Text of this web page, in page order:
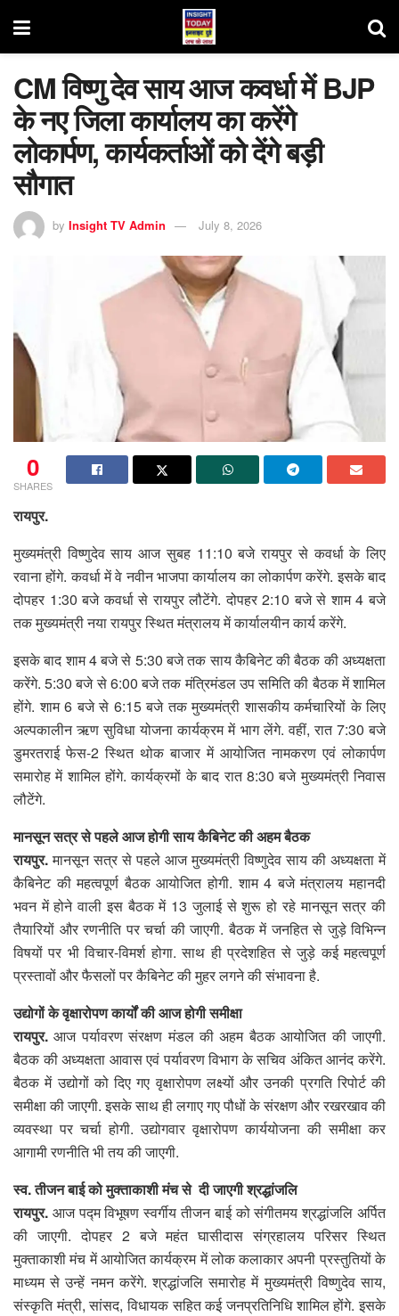
CM विष्णु देव साय आज कवर्धा में BJP
के नए जिला कार्यालय का करेंगे
लोकार्पण, कार्यकर्ताओं को देंगे बड़ी
सौगात
by Insight TV Admin July 8, 2026
0
SHARES
रायपुर.
मुख्यमंत्री विष्णुदेव साय आज सुबह 11:10 बजे रायपुर से कवर्धा के लिए
रवाना होंगे. कवर्धा में वे नवीन भाजपा कार्यालय का लोकार्पण करेंगे. इसके बाद
दोपहर 1:30 बजे कवर्धा से रायपुर लौटेंगे. दोपहर 2:10 बजे से शाम 4 बजे
तक मुख्यमंत्री नया रायपुर स्थित मंत्रालय में कार्यालयीन कार्य करेंगे.
इसके बाद शाम 4 बजे से 5:30 बजे तक साय कैबिनेट की बैठक की अध्यक्षता
करेंगे. 5:30 बजे से 6:00 बजे तक मंत्रिमंडल उप समिति की बैठक में शामिल
होंगे. शाम 6 बजे से 6:15 बजे तक मुख्यमंत्री शासकीय कर्मचारियों के लिए
अल्पकालीन ऋण सुविधा योजना कार्यक्रम में भाग लेंगे. वहीं, रात 7:30 बजे
डुमरतराई फेस-2 स्थित थोक बाजार में आयोजित नामकरण एवं लोकार्पण
समारोह में शामिल होंगे. कार्यक्रमों के बाद रात 8:30 बजे मुख्यमंत्री निवास
लौटेंगे.
मानसून सत्र से पहले आज होगी साय कैबिनेट की अहम बैठक
रायपुर.मानसून सत्र से पहले आज मुख्यमंत्री विष्णुदेव साय की अध्यक्षता में
कैबिनेट की महत्वपूर्ण बैठक आयोजित होगी. शाम 4 बजे मंत्रालय महानदी
भवन में होने वाली इस बैठक में 13 जुलाई से शुरू हो रहे मानसून सत्र की
तैयारियों और रणनीति पर चर्चा की जाएगी. बैठक में जनहित से जुड़े विभिन्न
विषयों पर भी विचार-विमर्श होगा. साथ ही प्रदेशहित से जुड़े कई महत्वपूर्ण
प्रस्तावों और फैसलों पर कैबिनेट की मुहर लगने की संभावना है.
उद्योगों के वृक्षारोपण कार्यों की आज होगी समीक्षा
रायपुर.आज पर्यावरण संरक्षण मंडल की अहम बैठक आयोजित की जाएगी.
बैठक की अध्यक्षता आवास एवं पर्यावरण विभाग के सचिव अंकित आनंद करेंगे.
बैठक में उद्योगों को दिए गए वृक्षारोपण लक्ष्यों और उनकी प्रगति रिपोर्ट की
समीक्षा की जाएगी. इसके साथ ही लगाए गए पौधों के संरक्षण और रखरखाव की
व्यवस्था पर चर्चा होगी. उद्योगवार वृक्षारोपण कार्ययोजना की समीक्षा कर
आगामी रणनीति भी तय की जाएगी.
स्व. तीजन बाई को मुक्ताकाशी मंच से दी जाएगी श्रद्धांजलि
रायपुर. आज पद्म विभूषण स्वर्गीय तीजन बाई को संगीतमय श्रद्धांजलि अर्पित
की जाएगी. दोपहर 2 बजे महंत घासीदास संग्रहालय परिसर स्थित
मुक्ताकाशी मंच में आयोजित कार्यक्रम में लोक कलाकार अपनी प्रस्तुतियों के
माध्यम से उन्हें नमन करेंगे. श्रद्धांजलि समारोह में मुख्यमंत्री विष्णुदेव साय,
संस्कृति मंत्री, सांसद, विधायक सहित कई जनप्रतिनिधि शामिल होंगे. इसके